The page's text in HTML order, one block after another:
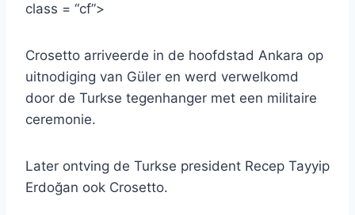
class = “cf”>
Crosetto arriveerde in de hoofdstad Ankara op
uitnodiging van Güler en werd verwelkomd
door de Turkse tegenhanger met een militaire
ceremonie.
Later ontving de Turkse president Recep Tayyip
Erdoğan ook Crosetto.